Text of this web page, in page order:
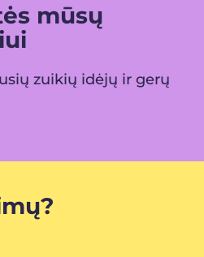
mūsų
zuikių idėjų ir gerų